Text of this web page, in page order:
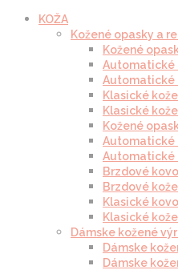
KOŽA
Kožené opasky a
Kožené
Automatické
Automatické
Klasické
Klasické
Kožené
Automatické
Automatické
Brzdové
Brzdové
Klasické
Klasické
Dámske kožené
Dámske
Dámske